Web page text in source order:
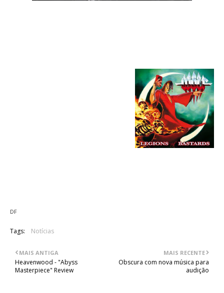
DF
Tags: Notícias
MAIS RECENTE
Obscura com nova música para
audição
MAIS ANTIGA
Heavenwood - "Abyss
Masterpiece" Review